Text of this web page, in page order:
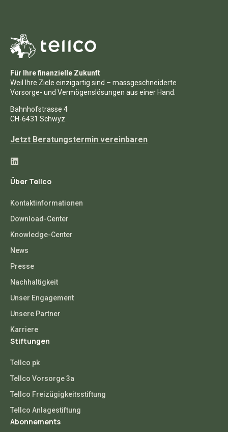
Für Ihre finanzielle Zukunft
Weil Ihre Ziele einzigartig sind – massgeschneiderte
Vorsorge- und Vermögenslösungen aus einer Hand.
Bahnhofstrasse 4
CH-6431 Schwyz
Jetzt Beratungstermin vereinbaren
Über Tellco
Kontaktinformationen
Download-Center
Knowledge-Center
News
Presse
Nachhaltigkeit
Unser Engagement
Unsere Partner
Karriere
Stiftungen
Tellco pk
Tellco Vorsorge 3a
Tellco Freizügigkeitsstiftung
Tellco Anlagestiftung
Abonnements